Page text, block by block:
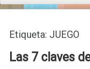
Etiqueta: JUEGO
Las 7 claves